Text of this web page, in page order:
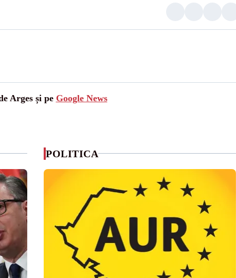
Arges și pe Google News
POLITICA